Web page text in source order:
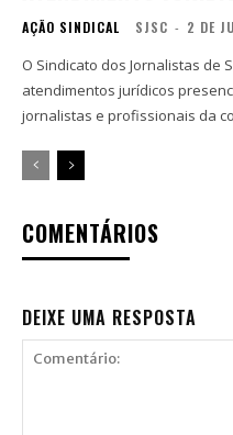
AÇÃO SINDICAL SJSC - 2 DE
O Sindicato dos Jornalistas de
atendimentos jurídicos
jornalistas e profissionais da
COMENTÁRIOS
DEIXE UMA RESPOSTA